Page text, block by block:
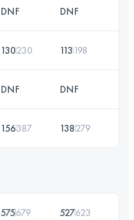
DNF DNF
130230 113 198
DNF DNF
156387 138279
575679 527623